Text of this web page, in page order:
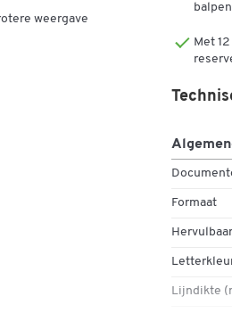
weergave
Met
Formaat
Hervulbaar
Lijndikte